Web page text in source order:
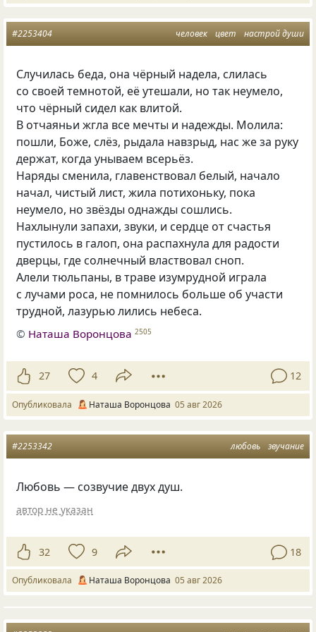
человек цвет настрой души
#2253404
Случилась беда, она чёрный надела, слилась
со своей темнотой, её утешали, но так неумело,
что чёрный сидел как влитой.
В отчаяньи жгла все мечты и надежды. Молила:
пошли, Боже, слёз, рыдала навзрыд, нас же за руку
держат, когда унываем всерьёз.
Наряды сменила, главенствовал белый, начало
начал, чистый лист, жила потихоньку, пока
неумело, но звёзды однажды сошлись.
Нахлынули запахи, звуки, и сердце от счастья
пустилось в галоп, она распахнула для радости
дверцы, где солнечный властвовал сноп.
Алели тюльпаны, в траве изумрудной играла
с лучами роса, не помнилось больше об участи
трудной, лазурью лились небеса.
© Наташа Воронцова 2505
27 4 12
Опубликовала Наташа Воронцова 05 авг 2026
любовь звучание
#2253342
Любовь — созвучие двух душ.
автор не указан
32 9 18
Опубликовала Наташа Воронцова 05 авг 2026